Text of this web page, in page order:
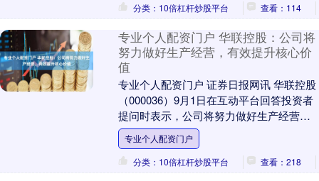
分类：10倍杠杆炒股平台
查看：114
专业个人配资门户 华联控股：公司将
努力做好生产经营，有效提升核心价
值
专业个人配资门户 证券日报网讯 华联控股
（000036）9月1日在互动平台回答投资者
提问时表示，公司将努力做好生产经营专
业个人配资门户，有效提升核心价值，不
断增....
专业个人配资门户
分类：10倍杠杆炒股平台
查看：218